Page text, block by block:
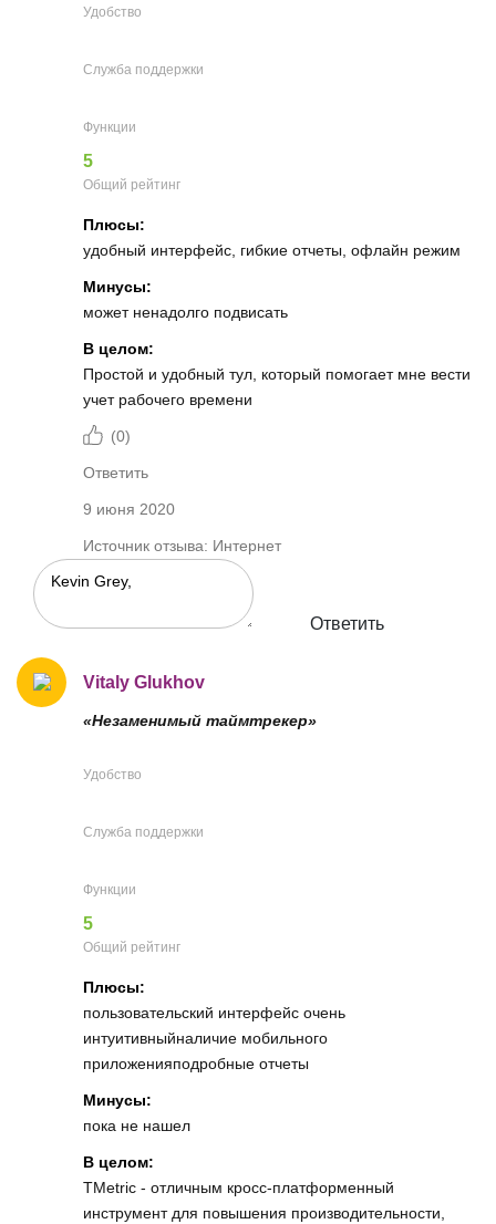
Удобство
Служба поддержки
Функции
5
Общий рейтинг
Плюсы:
удобный интерфейс, гибкие отчеты, офлайн режим
Минусы:
может ненадолго подвисать
В целом:
Простой и удобный тул, который помогает мне вести
учет рабочего времени
(0)
Ответить
9 июня 2020
Источник отзыва: Интернет
Ответить
Vitaly Glukhov
«Незаменимый таймтрекер»
Удобство
Служба поддержки
Функции
5
Общий рейтинг
Плюсы:
пользовательский интерфейс очень
интуитивныйналичие мобильного
приложенияподробные отчеты
Минусы:
пока не нашел
В целом:
TMetric - отличным кросс-платформенный
инструмент для повышения производительности,